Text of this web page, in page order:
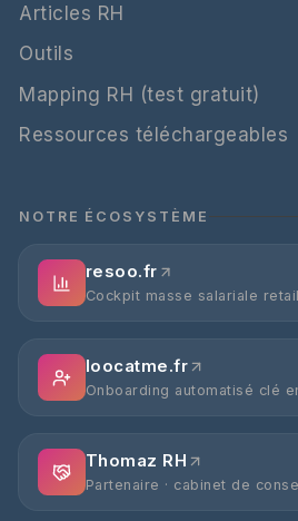
Articles RH
Outils
Mapping RH (test gratuit)
Ressources téléchargeables
NOTRE ÉCOSYSTÈME
resoo.fr
Cockpit masse salariale
loocatme.fr
Onboarding automatisé clé
Thomaz RH
Partenaire · cabinet de